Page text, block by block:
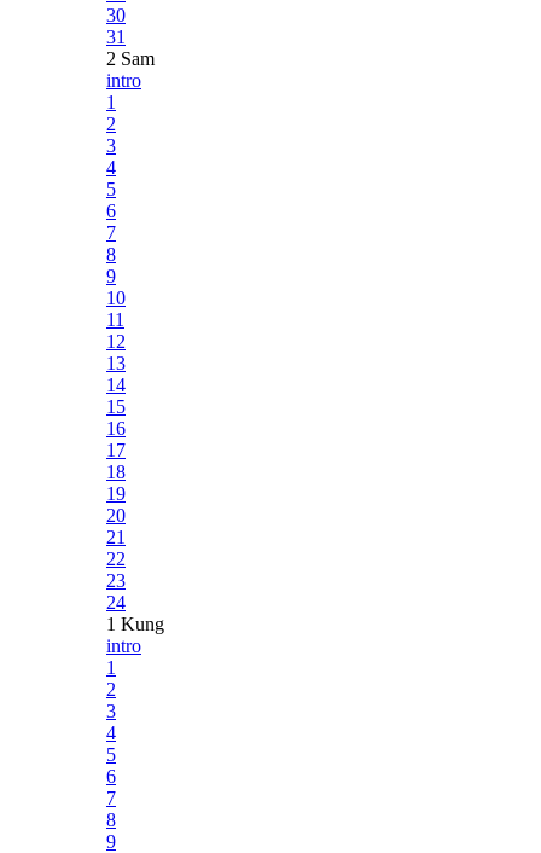
30
31
2 Sam
intro
1
2
3
4
5
6
7
8
9
10
11
12
13
14
15
16
17
18
19
20
21
22
23
24
1 Kung
intro
1
2
3
4
5
6
7
8
9